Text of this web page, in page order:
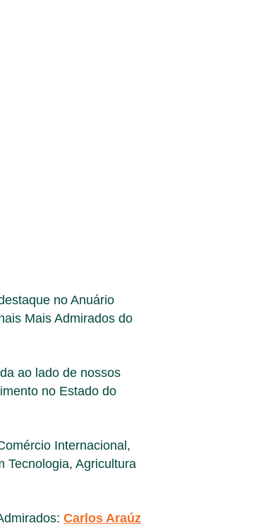
no Anuário
Mais Admirados do
ao lado de nossos
no Estado do
Internacional,
Tecnologia, Agricultura
Carlos Araúz